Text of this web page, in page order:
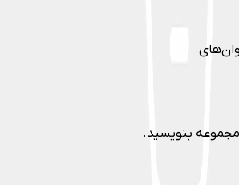
مجموعه بنویسید.